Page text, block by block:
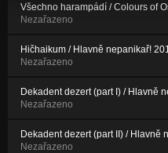
Všechno harampádí / Colours of
Nezařazeno
Hičhaikum / Hlavně nepanikař!
Nezařazeno
Dekadent dezert (part I) / Hlavně
Nezařazeno
Dekadent dezert (part II) / Hlavně
Nezařazeno